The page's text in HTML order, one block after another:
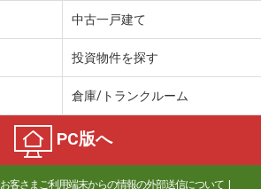
中古一戸建て
投資物件を探す
倉庫/トランクルーム
PC版へ
お客さまご利用端末からの情報の外部送信について